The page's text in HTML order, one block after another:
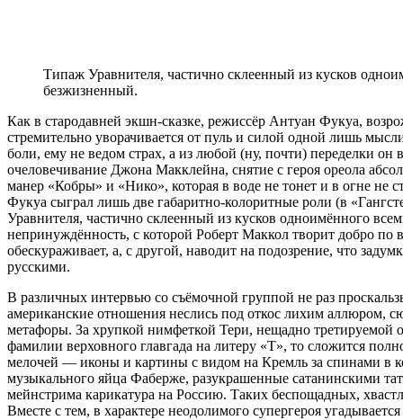
Типаж Уравнителя, частично склеенный из кусков
безжизненный.
Как в стародавней экшн-сказке, режиссёр Антуан Фукуа,
стремительно уворачивается от пуль и силой одной лишь
боли, ему не ведом страх, а из любой (ну, почти) переделки он
очеловечивание Джона Макклейна, снятие с героя ореола
манер «Кобры» и «Нико», которая в воде не тонет и в огне не
Фукуа сыграл лишь две габаритно-колоритные роли (в
Уравнителя, частично склеенный из кусков одноимённого
непринуждённость, с которой Роберт Маккол творит добро
обескураживает, а, с другой, наводит на подозрение, что
русскими.
В различных интервью со съёмочной группой не раз
американские отношения неслись под откос лихим аллюром,
метафоры. За хрупкой нимфеткой Тери, нещадно третируемой
фамилии верховного главгада на литеру «T», то сложится
мелочей — иконы и картины с видом на Кремль за спинами в
музыкального яйца Фаберже, разукрашенные сатанинскими
мейнстрима карикатура на Россию. Таких беспощадных,
Вместе с тем, в характере неодолимого супергероя